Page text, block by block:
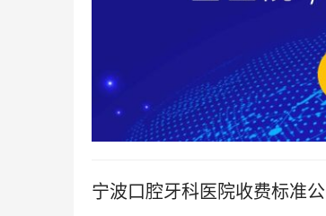
宁波口腔牙科医院收费标准